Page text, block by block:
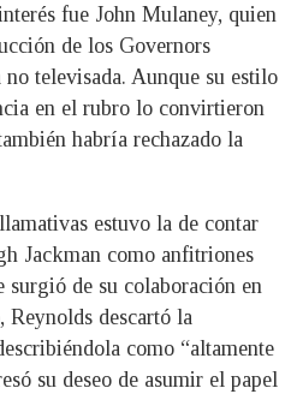
fue John Mulaney, quien
de los Governors
televisada. Aunque su estilo
en el rubro lo convirtieron
habría rechazado la
estuvo la de contar
Jackman como anfitriones
surgió de su colaboración en
Reynolds descartó la
como “altamente
su deseo de asumir el papel